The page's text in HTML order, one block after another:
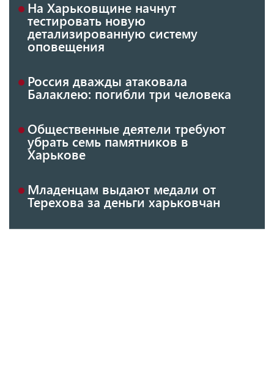
На Харьковщине начнут
тестировать новую
детализированную систему
оповещения
Россия дважды атаковала
Балаклею: погибли три человека
Общественные деятели требуют
убрать семь памятников в
Харькове
Младенцам выдают медали от
Терехова за деньги харьковчан